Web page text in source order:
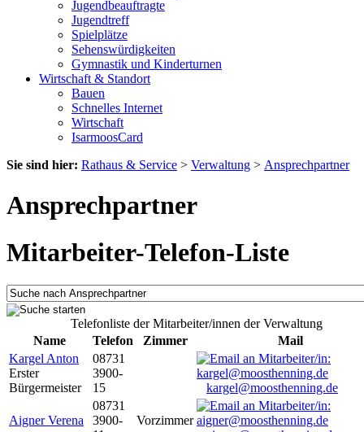
Jugendbeauftragte
Jugendtreff
Spielplätze
Sehenswürdigkeiten
Gymnastik und Kinderturnen
Wirtschaft & Standort
Bauen
Schnelles Internet
Wirtschaft
IsarmoosCard
Sie sind hier: Rathaus & Service > Verwaltung > Ansprechpartner
Ansprechpartner
Mitarbeiter-Telefon-Liste
Telefonliste der Mitarbeiter/innen der Verwaltung
Name
Telefon Zimmer
Mail
Kargel Anton
Erster
Bürgermeister
08731
3900-
15
kargel@moosthenning.de
Aigner Verena
08731
3900-
Vorzimmer